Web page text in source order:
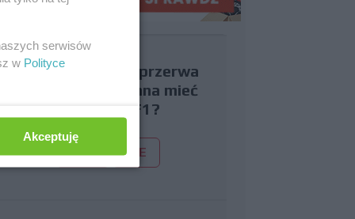
Czy uważasz, że przerwa
wakacyjna powinna mieć
miejsce w F1?
TAK NIE
serwisów
w Polityce
Akceptuję